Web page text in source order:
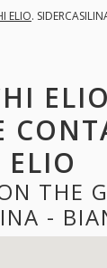
ELIO.
THE
-